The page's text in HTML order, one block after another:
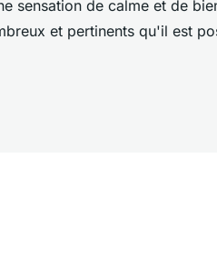
sensation de calme et de
et pertinents qu'il est